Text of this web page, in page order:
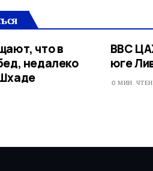
что в
недалеко
ВВС
юге
0 МИН.